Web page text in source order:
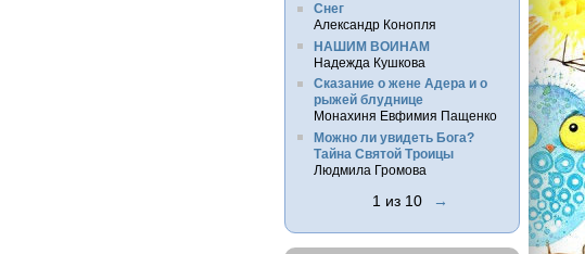
Снег
Александр Конопля
НАШИМ ВОИНАМ
Надежда Кушкова
Сказание о жене Адера и о
рыжей блуднице
Монахиня Евфимия Пащенко
Можно ли увидеть Бога?
Тайна Святой Троицы
Людмила Громова
1 из 10 →